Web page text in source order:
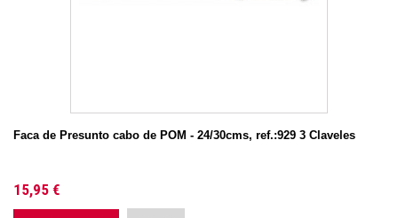
Faca de Presunto cabo de POM - 24/30cms, ref.:929 3 Claveles
15,95 €